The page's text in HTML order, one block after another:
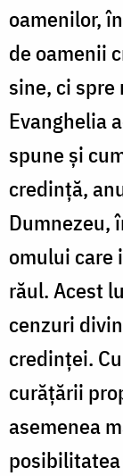
oamenilor,
de oamenii
sine, ci
Evanghelia
spune și
credință,
Dumnezeu,
omului care
răul. Acest
cenzuri
credinței.
curățării
asemenea